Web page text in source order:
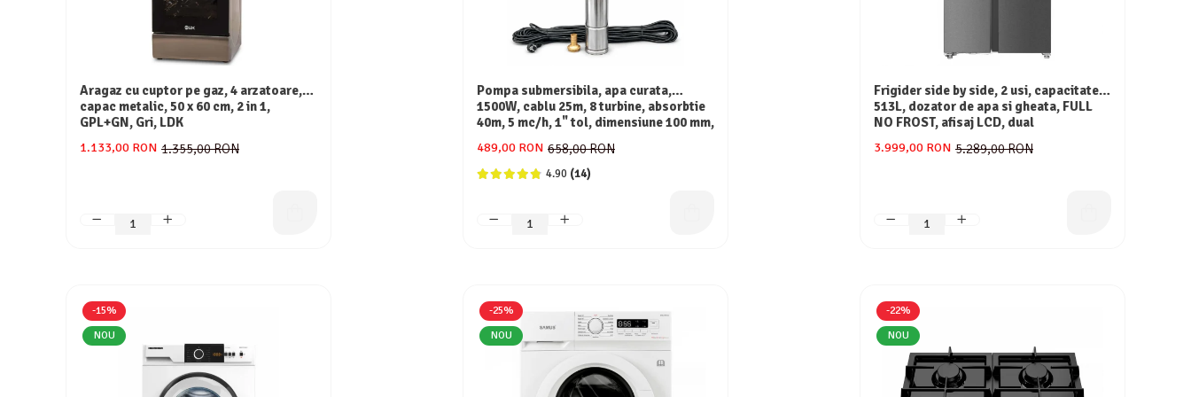
Aragaz cu cuptor pe gaz, 4 arzatoare,
capac metalic, 50 x 60 cm, 2 in 1,
GPL+GN, Gri, LDK
1.355,00 RON
1.133,00 RON
Pompa submersibila, apa curata,
1500W, cablu 25m, 8 turbine, absorbtie
40m, 5 mc/h, 1" tol, dimensiune 100 mm,
658,00 RON
489,00 RON
4.90 (14)
Frigider side by side, 2 usi, capacitate
513L, dozator de apa si gheata, FULL
NO FROST, afisaj LCD, dual
5.289,00 RON
3.999,00 RON
-15%
NOU
-25%
NOU
-22%
NOU